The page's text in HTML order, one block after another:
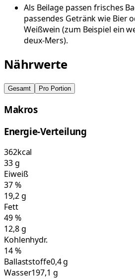
Als Beilage passen frisches
passendes Getränk wie Bier
Weißwein (zum Beispiel ein
deux-Mers).
Nährwerte
Gesamt Pro Portion
Makros
Energie-Verteilung
362kcal
33g
Eiweiß
37%
19,2g
Fett
49%
12,8g
Kohlenhydr.
14%
Ballaststoffe0,4 g
Wasser197,1 g